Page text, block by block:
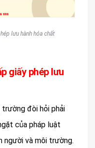
lưu hành hóa chất
giấy phép lưu
đòi hỏi phải
của pháp luật
người và môi trường.